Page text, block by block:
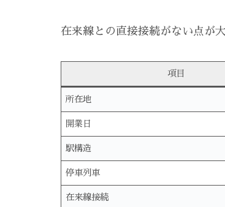
在来線との直接接続がない点が
項目
所在地
開業日
駅構造
停車列車
在来線接続